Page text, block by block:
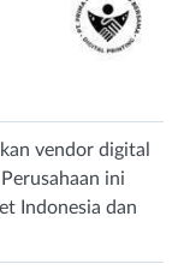
vendor digital
ini
Indonesia dan